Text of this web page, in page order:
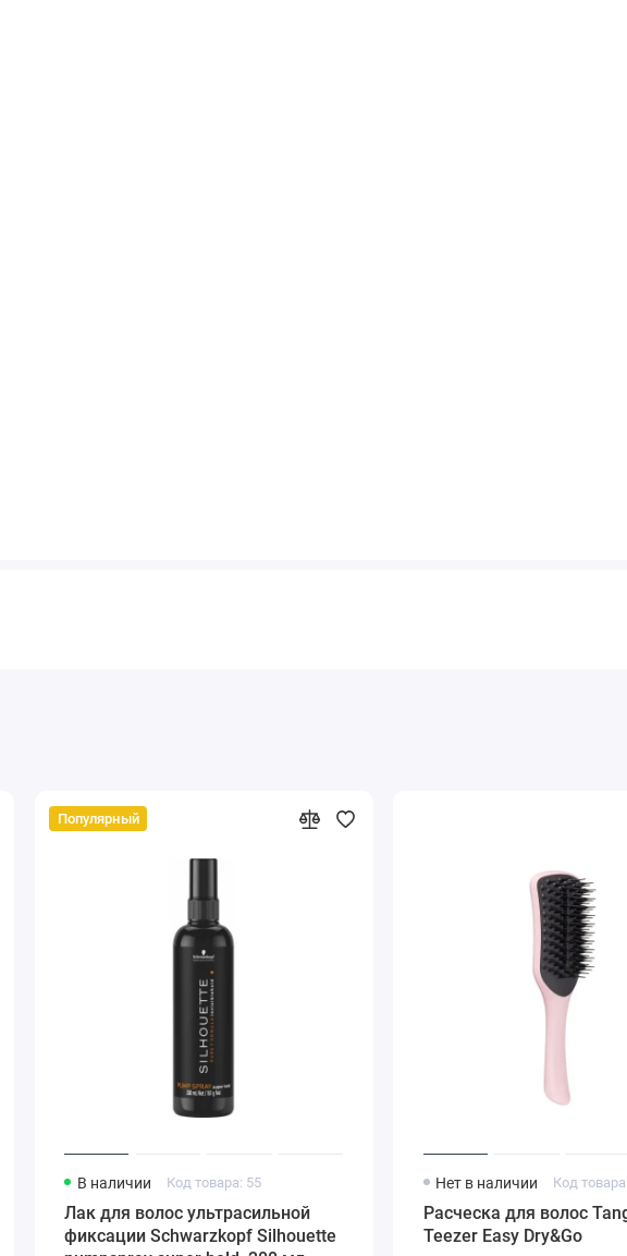
Популярный
В наличии Код товара: 55
Лак для волос ультрасильной
фиксации Schwarzkopf Silhouette
Нет в наличии Код
Расческа для волос
Teezer Easy Dry&Go